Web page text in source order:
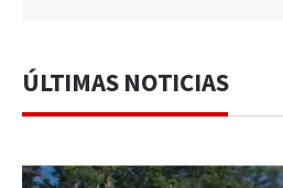
ÚLTIMAS NOTICIAS